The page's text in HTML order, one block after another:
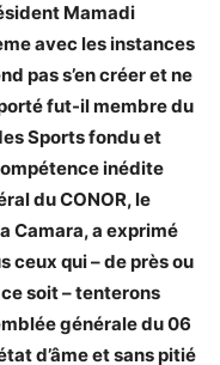
Mamadi
avec les instances
pas s’en créer et ne
fut-il membre du
Sports fondu et
inédite
du CONOR, le
Camara, a exprimé
ceux qui – de près ou
soit – tenterons
générale du 06
d’âme et sans pitié